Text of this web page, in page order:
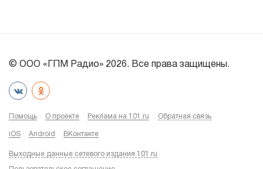
© ООО «ГПМ Радио» 2026. Все права защищены.
Помощь О проекте Реклама на 101.ru Обратная связь
iOS Android ВКонтакте
Выходные данные сетевого издания 101.ru